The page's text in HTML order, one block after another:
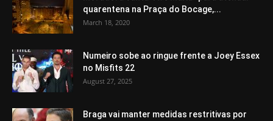
quarentena na Praça do Bocage,...
March 18, 2020
Numeiro sobe ao ringue frente a Joey Essex
no Misfits 22
August 27, 2025
Braga vai manter medidas restritivas por